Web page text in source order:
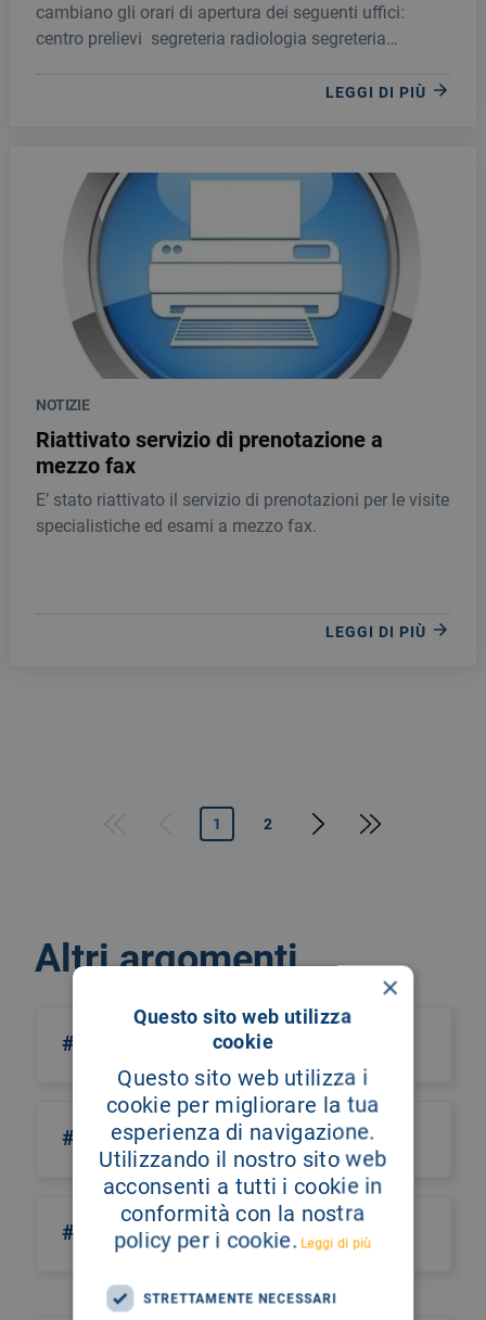
cambiano gli orari di apertura dei seguenti uffici:
centro prelievi segreteria radiologia segreteria
lunedì al venerdì dalle ore 8 alle ore 14.LEGGI DI PIÙ
NOTIZIE
Riattivato servizio di prenotazione a
mezzo fax
E’ stato riattivato il servizio di prenotazioni per le visite
specialistiche ed esami a mezzo fax.
LEGGI DI PIÙ
1 2
Pagina successiva
Last page
Altri argomenti
#abbimobisognodite
#DiagnosticaDigitale
#EticaMedica
×
Questo sito web utilizza
cookie
Questo sito web utilizza i
cookie per migliorare la tua
esperienza di navigazione.
Utilizzando il nostro sito web
acconsenti a tutti i cookie in
conformità con la nostra
policy per i cookie. Leggi di più
STRETTAMENTE NECESSARI